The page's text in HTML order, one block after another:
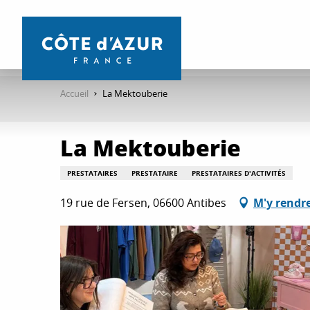
contenu
Accueil La Mektouberie
La Mektouberie
PRESTATAIRES PRESTATAIRE PRESTATAIRES D'ACTIVITÉS
19 rue de Fersen, 06600 Antibes M'y